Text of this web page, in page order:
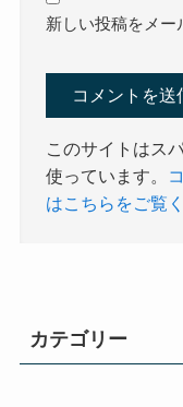
新しい投稿をメー
このサイトはス
使っています。
はこちらをご覧
カテゴリー